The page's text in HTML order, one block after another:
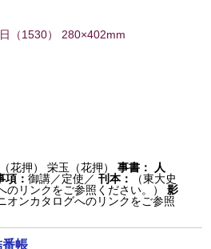
（1530） 280×402mm
花押） 栄玉（花押） 事書：
人
項：御講／定使／刊本：
（東大史
リンクをご参照ください。）
影
オンカタログへのリンクをご参照
帳